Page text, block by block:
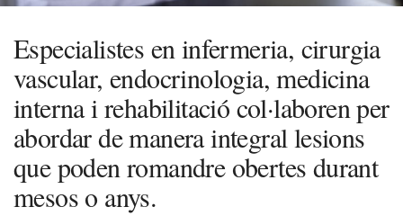
Especialistes en infermeria, cirurgia
vascular, endocrinologia, medicina
interna i rehabilitació col·laboren per
abordar de manera integral lesions
que poden romandre obertes durant
mesos o anys.